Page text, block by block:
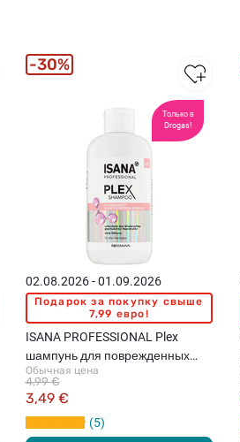
Только в
Drogas!
02.08.2026 - 01.09.2026
Подарок за покупку свыше
7,99 евро!
ISANA PROFESSIONAL Plex
шампунь для поврежденных
волос, 250мл
Обычная цена
3,49 €
4,99 €
5
30%